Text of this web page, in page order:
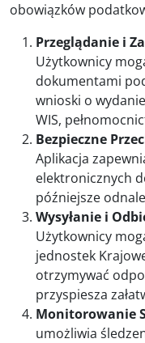
obowiązków
Przeglądanie i
Użytkownicy
dokumentami
wnioski o
WIS,
Bezpieczne
Aplikacja
elektronicznych
późniejsze
Wysyłanie i
Użytkownicy
jednostek
otrzymywać
przyspiesza
Monitorowanie
umożliwia